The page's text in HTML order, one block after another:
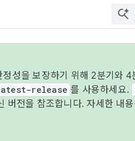
성을 보장하기 위해 2분기와 4
release 를 사용하세요.
버전을 참조합니다. 자세한 내